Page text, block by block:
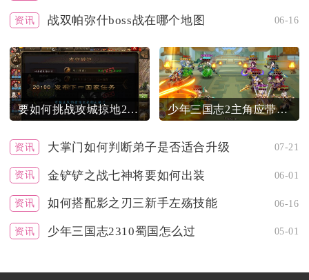
资讯 战双帕弥什boss战在哪个地图 06-16
要如何挑战攻城掠地207副本中的张飞 少年三国志2主角应带哪种神兵
资讯 大掌门如何判断弟子是否适合升级 07-21
资讯 金铲铲之战七神将要如何出装 06-01
资讯 如何搭配影之刃三新手左殇技能 06-16
资讯 少年三国志2310蜀国怎么过 05-01